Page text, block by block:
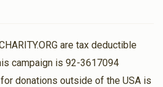
are tax deductible
campaign is 92-3617094
donations outside of the USA is